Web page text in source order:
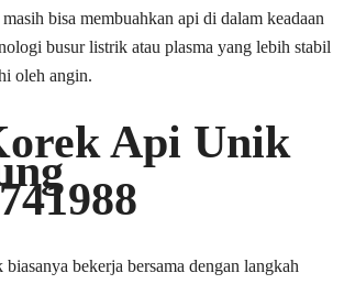
bisa membuahkan api di dalam keadaan
busur listrik atau plasma yang lebih stabil
oleh angin.
Api Unik
bekerja bersama dengan langkah